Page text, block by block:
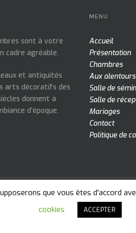
sont à votre
cadre agréable.
et antiquités
arts décoratifs des
donnent à
d’époque.
MENU
Accueil
Présentation
Chambres
Aux alentours
Salle de
Salle de
Mariages
Contact
Politique de
que vous êtes d'accord
cookies
ACCEPTER